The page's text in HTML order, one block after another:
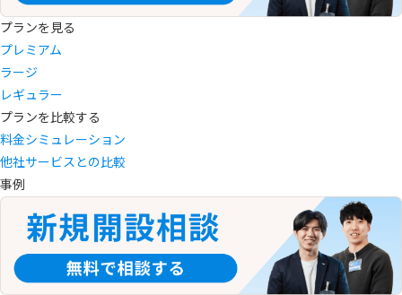
プランを見る
プレミアム
ラージ
レギュラー
プランを比較する
料金シミュレーション
他社サービスとの比較
事例